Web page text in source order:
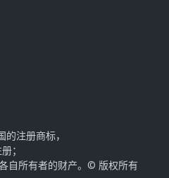
注册商标，
；
自所有者的财产。© 版权所有